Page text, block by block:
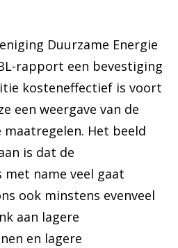
Duurzame Energie
rapport een bevestiging
kosteneffectief is voort
een weergave van de
Het beeld
is dat de
name veel gaat
ook minstens evenveel
aan lagere
en lagere